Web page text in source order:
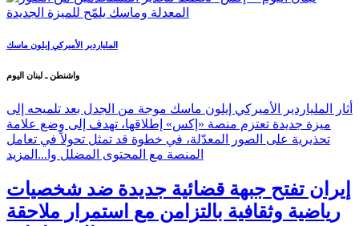
الملياردير الأميركي إيلون ماسك
واشنطن ـ لبنان اليوم
أثار الملياردير الأميركي إيلون ماسك موجة من الجدل بعد تلميحه إلى
ميزة جديدة تعتزم منصة «إكس» إطلاقها، تهدف إلى وضع علامة
تحذيرية على الصور المعدّلة، في خطوة قد تمثل تحولاً في تعامل
المنصة مع المحتوى المضلل وا... المزيد
إيران تفتح جبهة قضائية جديدة ضد شخصيات
رياضية وثقافية بالتزامن مع استمرار ملاحقة